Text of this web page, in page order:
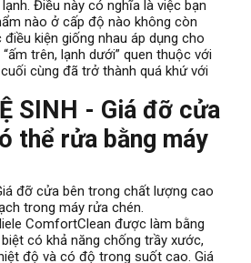
Điều này có nghĩa là việc bạn
nào ở cấp độ nào không còn
kiện giống nhau áp dụng cho
trên, lạnh dưới” quen thuộc với
cùng đã trở thành quá khứ với
SINH - Giá đỡ cửa
thể rửa bằng máy
đỡ cửa bên trong chất lượng cao
trong máy rửa chén.
ComfortClean được làm bằng
có khả năng chống trầy xước,
độ và có độ trong suốt cao. Giá